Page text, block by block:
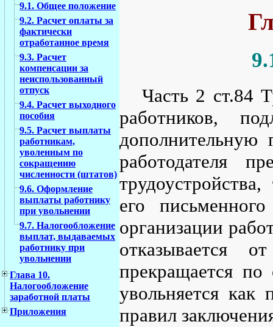
9.1. Общее положение
9.2. Расчет оплаты за
фактически
отработанное время
9.3. Расчет
компенсации за
неиспользованный
отпуск
9.4. Расчет выходного
пособия
9.5. Расчет выплаты
работникам,
уволенным по
сокращению
численности (штатов)
9.6. Оформление
выплаты работнику
при увольнении
9.7. Налогообложение
выплат, выдаваемых
работнику при
увольнении
Глава 10.
Налогообложение
заработной платы
Приложения
Часть 2 ст.84
работников,
дополнительную
работодателя
его
организации
отказывается
прекращается по
увольняется как
правил